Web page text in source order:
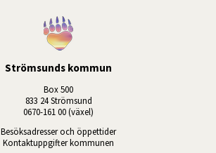
Strömsunds kommun
Box 500
833 24 Strömsund
0670-161 00 (växel)
Besöksadresser och öppettider
Kontaktuppgifter kommunen